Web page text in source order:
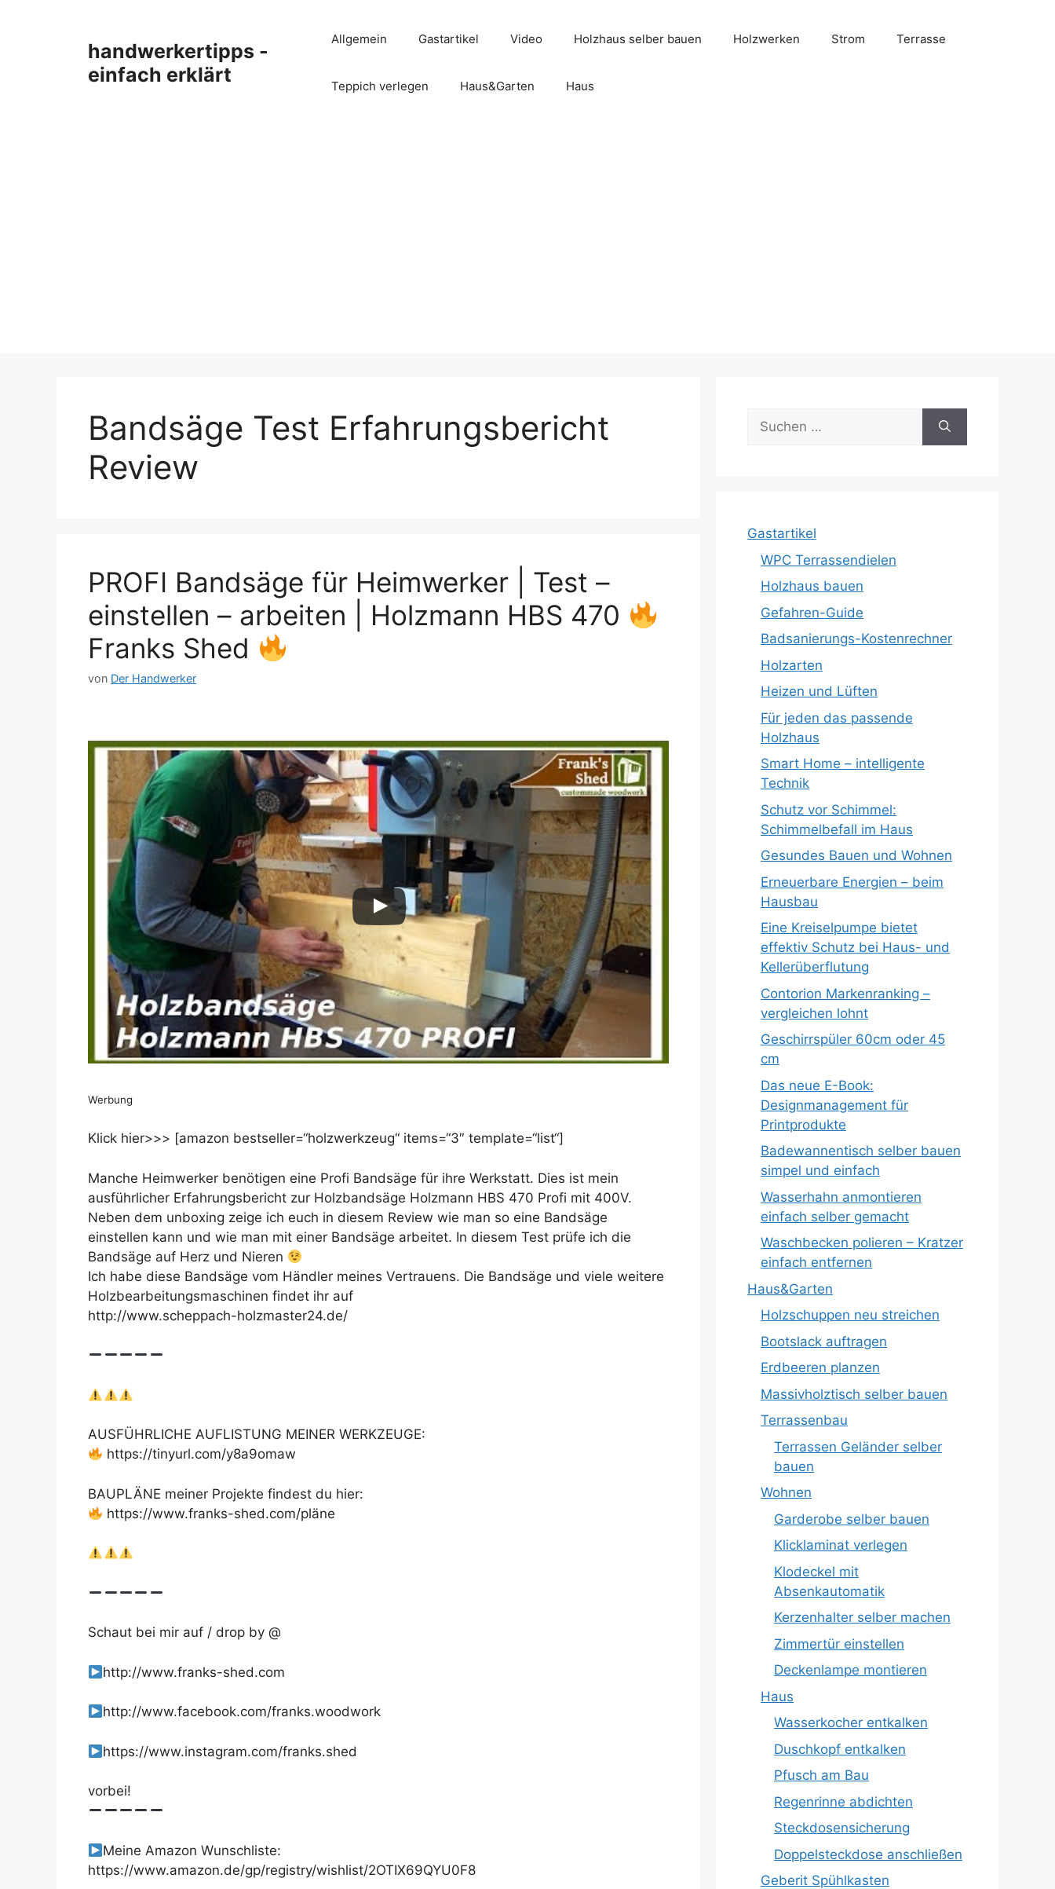
handwerkertipps -
einfach erklärt
Allgemein Gastartikel Video Holzhaus selber bauen Holzwerken Strom Terrasse
Teppich verlegen Haus&Garten Haus
Bandsäge Test Erfahrungsbericht
Review
PROFI Bandsäge für Heimwerker | Test –
einstellen – arbeiten | Holzmann HBS 470
Franks Shed
von Der Handwerker
Dieses Video auf YouTube ansehen
Werbung
Klick hier>>> [amazon bestseller=“holzwerkzeug“ items=“3″ template=“list“]
Manche Heimwerker benötigen eine Profi Bandsäge für ihre Werkstatt. Dies ist mein
ausführlicher Erfahrungsbericht zur Holzbandsäge Holzmann HBS 470 Profi mit 400V.
Neben dem unboxing zeige ich euch in diesem Review wie man so eine Bandsäge
einstellen kann und wie man mit einer Bandsäge arbeitet. In diesem Test prüfe ich die
Bandsäge auf Herz und Nieren
Ich habe diese Bandsäge vom Händler meines Vertrauens. Die Bandsäge und viele weitere
Holzbearbeitungsmaschinen findet ihr auf
http://www.scheppach-holzmaster24.de/
AUSFÜHRLICHE AUFLISTUNG MEINER WERKZEUGE:
https://tinyurl.com/y8a9omaw
BAUPLÄNE meiner Projekte findest du hier:
https://www.franks-shed.com/pläne
Schaut bei mir auf / drop by @
http://www.franks-shed.com
http://www.facebook.com/franks.woodwork
https://www.instagram.com/franks.shed
vorbei!
Meine Amazon Wunschliste:
https://www.amazon.de/gp/registry/wishlist/2OTIX69QYU0F8
Suche
nach:
Gastartikel
WPC Terrassendielen
Holzhaus bauen
Gefahren-Guide
Badsanierungs-Kostenrechner
Holzarten
Heizen und Lüften
Für jeden das passende
Holzhaus
Smart Home – intelligente
Technik
Schutz vor Schimmel:
Schimmelbefall im Haus
Gesundes Bauen und Wohnen
Erneuerbare Energien – beim
Hausbau
Eine Kreiselpumpe bietet
effektiv Schutz bei Haus- und
Kellerüberflutung
Contorion Markenranking –
vergleichen lohnt
Geschirrspüler 60cm oder 45
cm
Das neue E-Book:
Designmanagement für
Printprodukte
Badewannentisch selber bauen
simpel und einfach
Wasserhahn anmontieren
einfach selber gemacht
Waschbecken polieren – Kratzer
einfach entfernen
Haus&Garten
Holzschuppen neu streichen
Bootslack auftragen
Erdbeeren planzen
Massivholztisch selber bauen
Terrassenbau
Terrassen Geländer selber
bauen
Wohnen
Garderobe selber bauen
Klicklaminat verlegen
Klodeckel mit
Absenkautomatik
Kerzenhalter selber machen
Zimmertür einstellen
Deckenlampe montieren
Haus
Wasserkocher entkalken
Duschkopf entkalken
Pfusch am Bau
Regenrinne abdichten
Steckdosensicherung
Doppelsteckdose anschließen
Geberit Spühlkasten